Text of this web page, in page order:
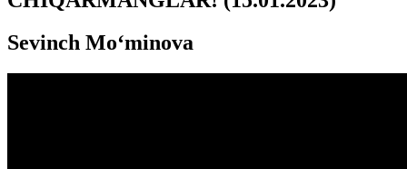
Sevinch Mo‘minova